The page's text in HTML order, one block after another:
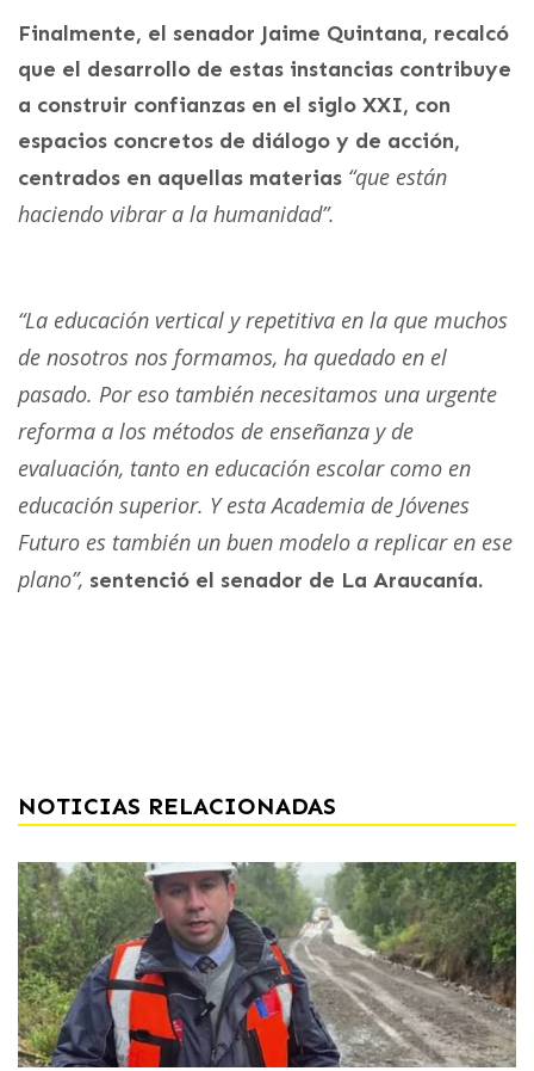
Finalmente, el senador Jaime Quintana, recalcó
que el desarrollo de estas instancias contribuye
a construir confianzas en el siglo XXI, con
espacios concretos de diálogo y de acción,
centrados en aquellas materias “que están
haciendo vibrar a la humanidad”.
“La educación vertical y repetitiva en la que muchos
de nosotros nos formamos, ha quedado en el
pasado. Por eso también necesitamos una urgente
reforma a los métodos de enseñanza y de
evaluación, tanto en educación escolar como en
educación superior. Y esta Academia de Jóvenes
Futuro es también un buen modelo a replicar en ese
plano”, sentenció el senador de La Araucanía.
NOTICIAS RELACIONADAS